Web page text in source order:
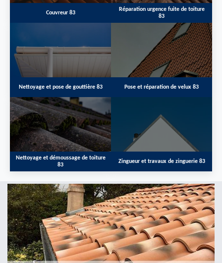
Couvreur 83
Réparation urgence fuite de toiture
83
Nettoyage et pose de gouttière 83 Pose et réparation de velux 83
Nettoyage et démoussage de toiture
83
Zingueur et travaux de zinguerie 83